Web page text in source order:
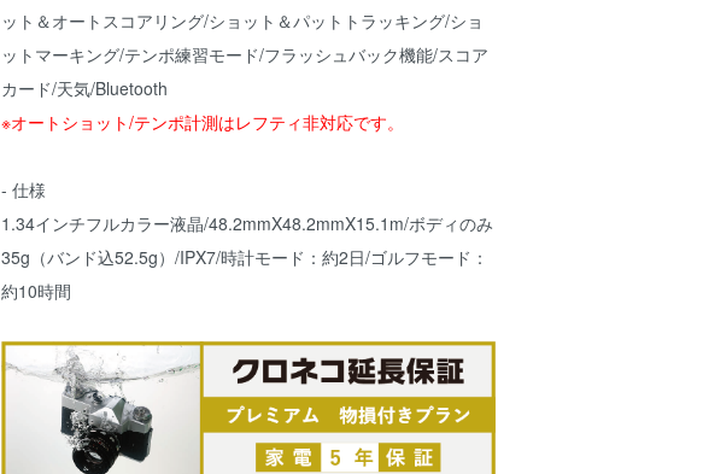
ット＆オートスコアリング/ショット＆パットトラッキング/ショ
ットマーキング/テンポ練習モード/フラッシュバック機能/スコア
カード/天気/Bluetooth
※オートショット/テンポ計測はレフティ非対応です。
- 仕様
1.34インチフルカラー液晶/48.2mmX48.2mmX15.1m/ボディのみ
35g（バンド込52.5g）/IPX7/時計モード：約2日/ゴルフモード：
約10時間